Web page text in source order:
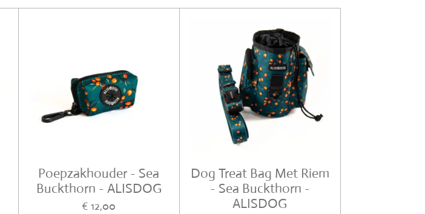
Poepzakhouder - Sea
Buckthorn - ALISDOG
€ 12,00
Dog Treat Bag Met Riem
- Sea Buckthorn -
ALISDOG